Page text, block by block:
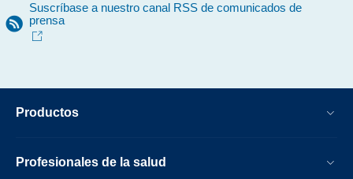
Suscríbase a nuestro canal RSS de comunicados de
prensa
Productos
Profesionales de la salud